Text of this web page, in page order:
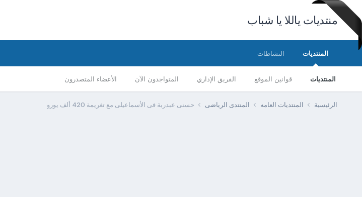
منتديات ياللا يا شباب
المنتديات
المنتديات قوانين الموقع الفريق الإداري المتواجدون الآن الأعضاء المتصدرون
النشاطات
الرئيسية المنتديات العامه المنتدى الرياضى حسنى عبدربة فى الأسماعيلى مع تغريمة 420 ألف يورو